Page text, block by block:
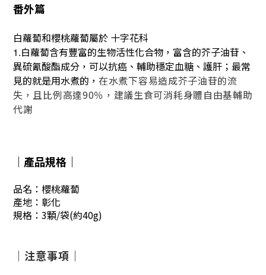
番外篇
白蘿蔔和櫻桃蘿蔔屬於 十字花科
1.白蘿蔔含有豐富的生物活性化合物，富含的芥子油苷、
異硫氰酸酯成分，可以抗癌、輔助穩定血糖、護肝；最常
見的就是用水煮的， 在水煮下容易造成芥子油苷的流
失，且比例高達90％，建議生食可消耗身體自由基輔助
代謝
｜產品規格｜
品名：櫻桃蘿蔔
產地：彰化
規格：3顆/袋(約40g)
｜注意事項｜